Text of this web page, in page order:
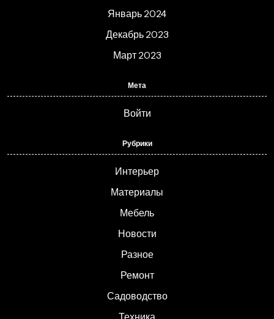
Январь 2024
Декабрь 2023
Март 2023
Мета
Войти
Рубрики
Интерьер
Материалы
Мебель
Новости
Разное
Ремонт
Садоводство